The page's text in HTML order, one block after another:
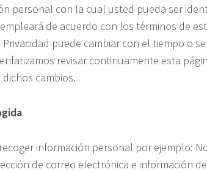
personal con la cual usted pueda ser
de acuerdo con los términos de
puede cambiar con el tiempo o
revisar continuamente esta
cambios.
información personal por ejemplo:
de correo electrónica e información